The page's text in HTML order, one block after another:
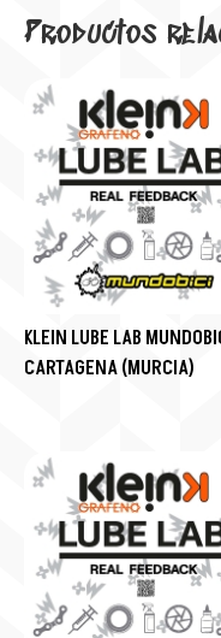
Productos
KLEIN LUBE LAB
CARTAGENA (MURCIA)